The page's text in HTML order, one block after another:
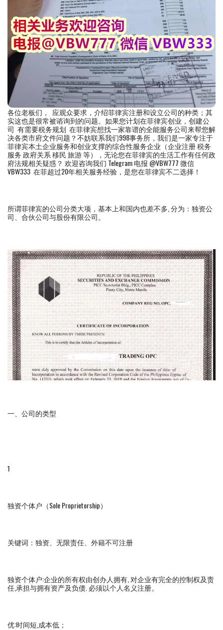
各位老板们， 应观众要求，介绍菲律宾注册和设立公司的种类；其
实这也是很常被谘询到的问题。如果您计划在菲律宾创业，创建公
司 有需要税务规划 在菲律宾想找一家靠谱的全能服务公司来帮您解
决各类市府文件问题？不妨联系我们998事务所，我们是一家专注于
菲律宾本土企业服务和创业支撑的综合性服务企业（企业注册 税务
服务 政府关系 移民 旅游 等），无论您在菲律宾的生活工作有任何政
府法规相关疑惑？ 欢迎咨询我们 Telegram 电报 @VBW777 微信
VBW333 在菲超过20年相关服务经验，是您在菲律宾不二选择！
所谓菲律宾的公司分类大项，基本上和国内也差不多, 分为：独资公
司、合伙公司与股份有限公司。
一、公司的类型
1
独资个体户（Sole Proprietorship）
关键词：独资、无限责任、外籍不可注册
独资个体户:企业的所有权由创办人拥有, 对企业有完全的控制权及责
任,承担与拥有资产及负债. 必须以个人名义注册。
优:时间短,成本低；